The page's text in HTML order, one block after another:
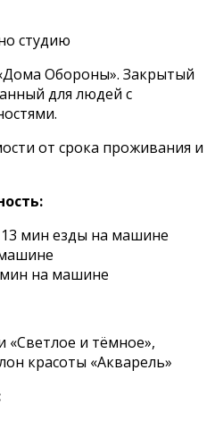
студию
Обороны». Закрытый
для людей с
от срока проживания и
мин езды на машине
на машине
«Светлое и тёмное»,
красоты «Акварель»